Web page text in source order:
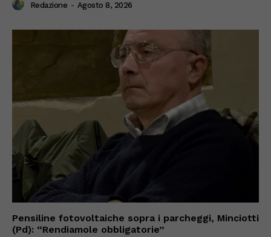
Redazione - Agosto 8, 2026
Pensiline fotovoltaiche sopra i parcheggi, Minciotti
(Pd): “Rendiamole obbligatorie”